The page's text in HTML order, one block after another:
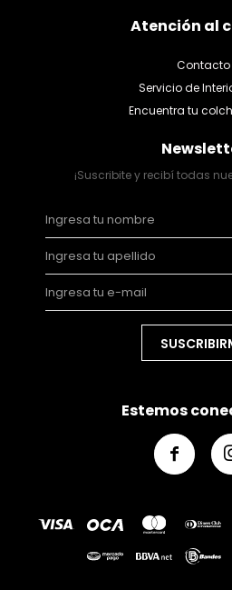
Atención al
Contacto
Servicio de
Encuentra tu
¡Suscribite y recibí todas
Estemos
